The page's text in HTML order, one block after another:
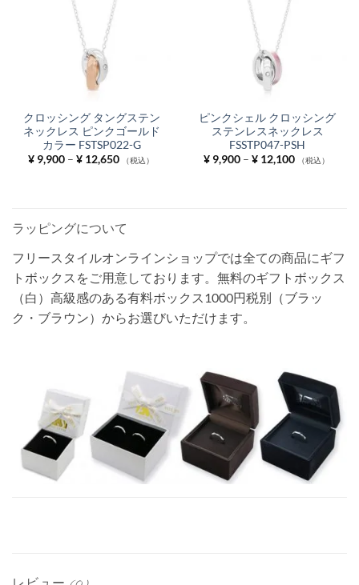
クロッシング タングステン
ネックレス ピンクゴールド
カラー FSTSP022-G
¥9,900 – ¥12,650価
格
（税込）
ピンクシェル クロッシング
ステンレスネックレス
FSSTP047-PSH
¥9,900 – ¥12,100価
格
（税込）
ラッピングについて
フリースタイルオンラインショップでは全ての商品にギフ
トボックスをご用意しております。無料のギフトボックス
（白）高級感のある有料ボックス1000円税別（ブラッ
ク・ブラウン）からお選びいただけます。